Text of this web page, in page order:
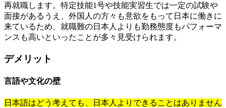
再就職します。特定技能1号や技能実習生では一定の試験や
面接があるうえ、外国人の方々も意欲をもって日本に働きに
来ているため、就職難の日本人よりも勤務態度もパフォーマ
ンスも高いといったことが多々見受けられます。
デメリット
言語や文化の壁
日本語はどう考えても、日本人よりできることはありません